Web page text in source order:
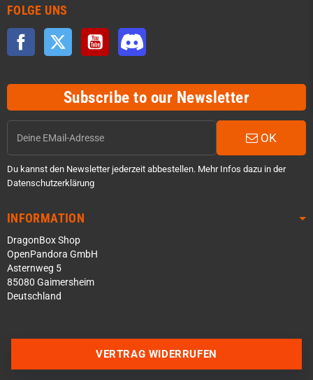
FOLGE UNS
Facebook Twitter YouTube
Subscribe to our Newsletter
OK
Du kannst den Newsletter jederzeit abbestellen. Mehr Infos dazu in der
Datenschutzerklärung
INFORMATION
DragonBox Shop
OpenPandora GmbH
Asternweg 5
85080 Gaimersheim
Deutschland
VERTRAG WIDERRUFEN